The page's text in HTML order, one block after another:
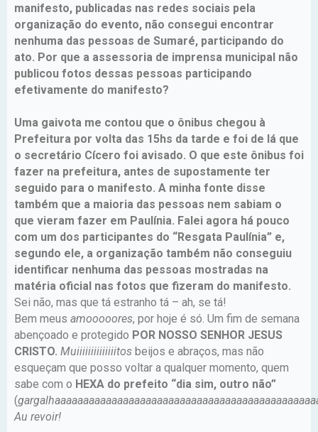
manifesto, publicadas nas redes sociais pela
organização do evento, não consegui encontrar
nenhuma das pessoas de Sumaré, participando do
ato. Por que a assessoria de imprensa municipal não
publicou fotos dessas pessoas participando
efetivamente do manifesto?
Uma gaivota me contou que o ônibus chegou à
Prefeitura por volta das 15hs da tarde e foi de lá que
o secretário Cícero foi avisado. O que este ônibus foi
fazer na prefeitura, antes de supostamente ter
seguido para o manifesto. A minha fonte disse
também que a maioria das pessoas nem sabiam o
que vieram fazer em Paulínia. Falei agora há pouco
com um dos participantes do “Resgata Paulínia” e,
segundo ele, a organização também não conseguiu
identificar nenhuma das pessoas mostradas na
matéria oficial nas fotos que fizeram do manifesto.
Sei não, mas que tá estranho tá – ah, se tá!
Bem meus amooooores, por hoje é só. Um fim de semana
abençoado e protegido POR NOSSO SENHOR JESUS
CRISTO. Muiiiiiiiiiiiiiitos beijos e abraços, mas não
esqueçam que posso voltar a qualquer momento, quem
sabe com o HEXA do prefeito “dia sim, outro não”
(
Au revoir!